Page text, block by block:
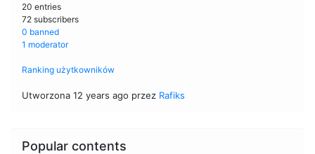
20 entries
72 subscribers
0 banned
1 moderator
Ranking użytkowników
Utworzona 12 years ago przez Rafiks
Popular contents